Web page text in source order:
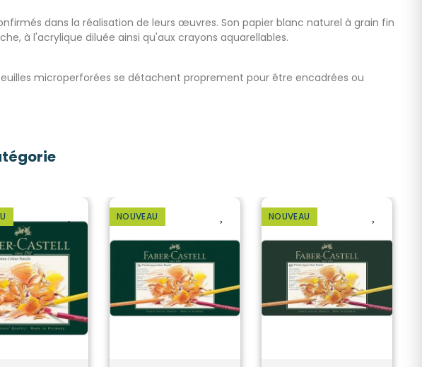
dans la réalisation de leurs œuvres. Son papier blanc naturel à grain fin
à l'acrylique diluée ainsi qu'aux crayons aquarellables.
microperforées se détachent proprement pour être encadrées ou
NOUVEAU NOUVEAU